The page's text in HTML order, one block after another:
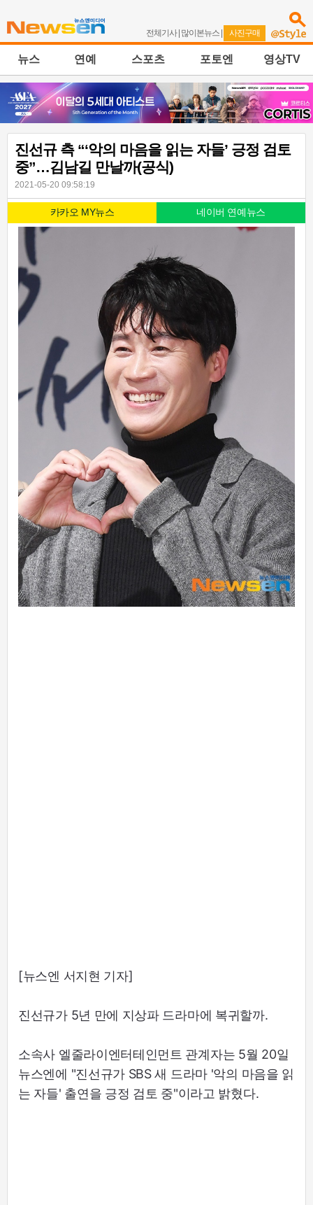
전체기사| 많이본뉴스 | 사진구매
뉴스 연예 스포츠 포토엔 영상TV
진선규 측 “‘악의 마음을 읽는 자들’ 긍정 검토
중”…김남길 만날까(공식)
2021-05-20 09:58:19
카카오 MY뉴스 네이버 연예뉴스
[뉴스엔 서지현 기자]
진선규가 5년 만에 지상파 드라마에 복귀할까.
소속사 엘줄라이엔터테인먼트 관계자는 5월 20일
뉴스엔에 "진선규가 SBS 새 드라마 '악의 마음을 읽
는 자들' 출연을 긍정 검토 중"이라고 밝혔다.